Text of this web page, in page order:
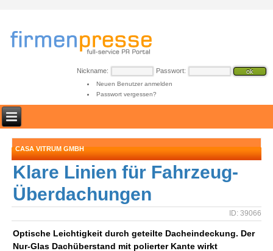
Nickname: Passwort:
Neuen Benutzer anmelden
Passwort vergessen?
CASA VITRUM GMBH
Klare Linien für Fahrzeug-
Überdachungen
ID: 39066
Optische Leichtigkeit durch geteilte Dacheindeckung. Der
Nur-Glas Dachüberstand mit polierter Kante wirkt